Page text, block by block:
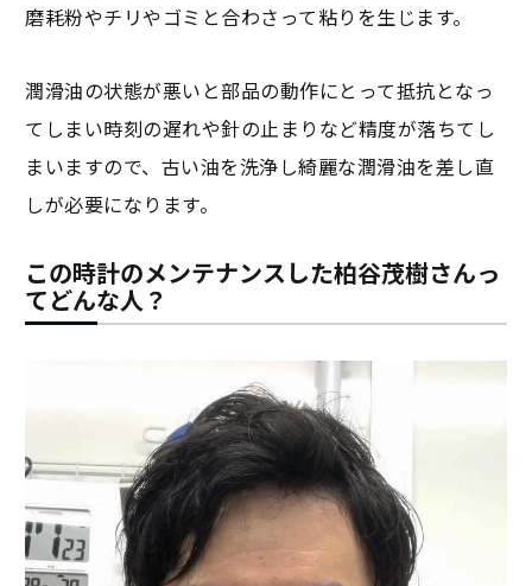
磨耗粉やチリやゴミと合わさって粘りを生じます。
潤滑油の状態が悪いと部品の動作にとって抵抗となっ
てしまい時刻の遅れや針の止まりなど精度が落ちてし
まいますので、古い油を洗浄し綺麗な潤滑油を差し直
しが必要になります。
この時計のメンテナンスした柏谷茂樹さんっ
てどんな人？